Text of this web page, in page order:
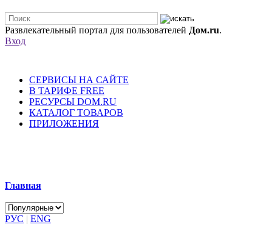
Развлекательный портал для пользователей Дом.ru.
Вход
СЕРВИСЫ НА САЙТЕ
В ТАРИФЕ FREE
РЕСУРСЫ DOM.RU
КАТАЛОГ ТОВАРОВ
ПРИЛОЖЕНИЯ
Главная
РУС | ENG